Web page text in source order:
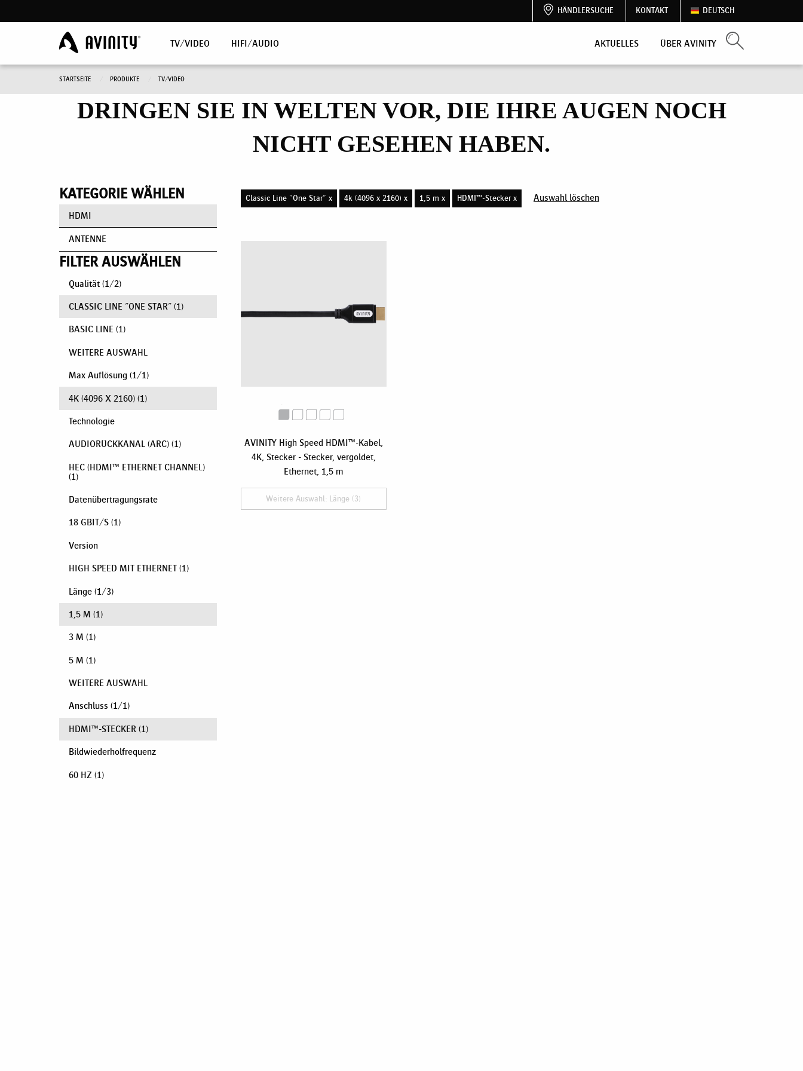
HÄNDLERSUCHE KONTAKT DEUTSCH
TV/VIDEO HIFI/AUDIO AKTUELLES ÜBER AVINITY
STARTSEITE PRODUKTE TV/VIDEO
DRINGEN SIE IN WELTEN VOR, DIE IHRE AUGEN NOCH
NICHT GESEHEN HABEN.
KATEGORIE WÄHLEN
HDMI
ANTENNE
FILTER AUSWÄHLEN
Qualität (1/2)
CLASSIC LINE "ONE STAR" (1)
BASIC LINE (1)
WEITERE AUSWAHL
Max Auflösung (1/1)
4K (4096 X 2160) (1)
Technologie
AUDIORÜCKKANAL (ARC) (1)
HEC (HDMI™ ETHERNET CHANNEL)
(1)
Datenübertragungsrate
18 GBIT/S (1)
Version
HIGH SPEED MIT ETHERNET (1)
Länge (1/3)
1,5 M (1)
3 M (1)
5 M (1)
WEITERE AUSWAHL
Anschluss (1/1)
HDMI™-STECKER (1)
Bildwiederholfrequenz
60 HZ (1)
Classic Line "One Star" x 4k (4096 x 2160) x 1,5 m x HDMI™-Stecker x Auswahl löschen
AVINITY High Speed HDMI™-Kabel,
4K, Stecker - Stecker, vergoldet,
Ethernet, 1,5 m
Weitere Auswahl: Länge (3)